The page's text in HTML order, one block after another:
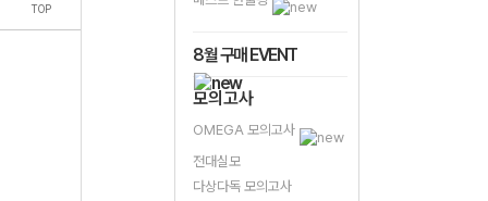
TOP
8월 구매 EVENT
모의고사
OMEGA 모의고사
전대실모
다상다독 모의고사